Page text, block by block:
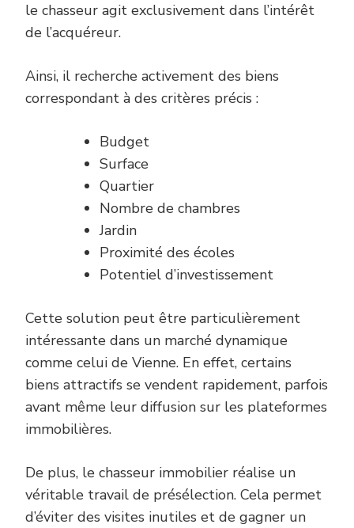
le chasseur agit exclusivement dans l’intérêt
de l’acquéreur.
Ainsi, il recherche activement des biens
correspondant à des critères précis :
Budget
Surface
Quartier
Nombre de chambres
Jardin
Proximité des écoles
Potentiel d’investissement
Cette solution peut être particulièrement
intéressante dans un marché dynamique
comme celui de Vienne. En effet, certains
biens attractifs se vendent rapidement, parfois
avant même leur diffusion sur les plateformes
immobilières.
De plus, le chasseur immobilier réalise un
véritable travail de présélection. Cela permet
d’éviter des visites inutiles et de gagner un